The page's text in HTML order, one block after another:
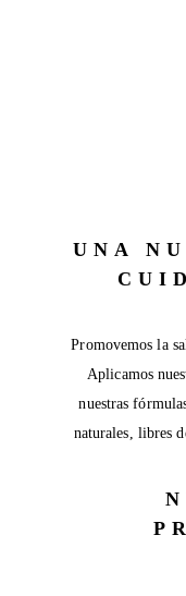
UNA
Promovemos la
Aplicamos
nuestras
naturales, libres